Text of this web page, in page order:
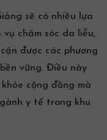
sẽ có nhiều lựa
chăm sóc da liễu,
được các phương
vững. Điều này
cộng đồng mà
y tế trong khu